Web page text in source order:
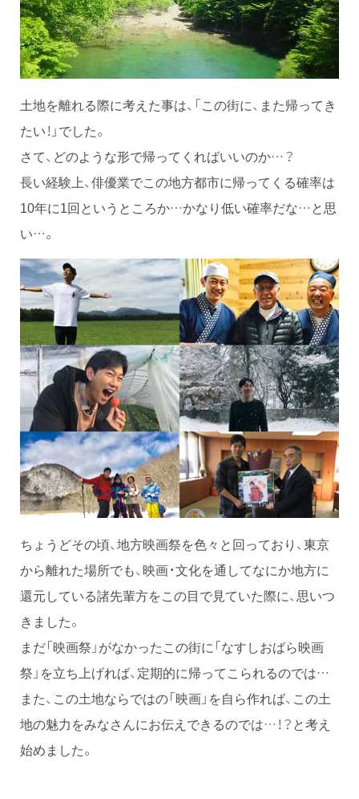
土地を離れる際に考えた事は、「この街に、また帰ってき
たい！」でした。
さて、どのような形で帰ってくればいいのか…？
長い経験上、俳優業でこの地方都市に帰ってくる確率は
10年に1回というところか…かなり低い確率だな…と思
い…。
ちょうどその頃、地方映画祭を色々と回っており、東京
から離れた場所でも、映画・文化を通してなにか地方に
還元している諸先輩方をこの目で見ていた際に、思いつ
きました。
まだ「映画祭」がなかったこの街に「なすしおばら映画
祭」を立ち上げれば、定期的に帰ってこられるのでは…
また、この土地ならではの「映画」を自ら作れば、この土
地の魅力をみなさんにお伝えできるのでは…！？と考え
始めました。